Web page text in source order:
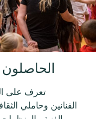
الحاصلون
تعرف على